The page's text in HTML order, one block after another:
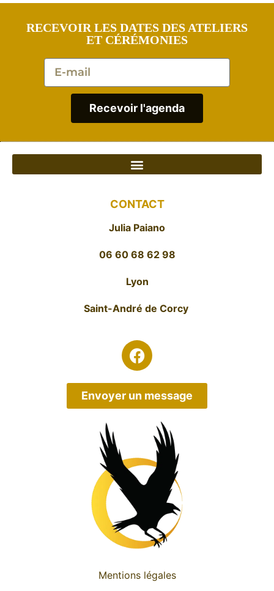
RECEVOIR LES DATES DES ATELIERS
ET CÉRÉMONIES
Recevoir l'agenda
CONTACT
Julia Paiano
06 60 68 62 98
Lyon
Saint-André de Corcy
Envoyer un message
Mentions légales